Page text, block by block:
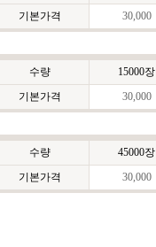
기본가격
30,000
수량
15000장
기본가격
30,000
수량
45000장
기본가격
30,000